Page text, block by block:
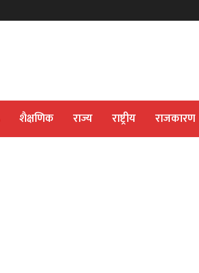
शैक्षणिक राज्य राष्ट्रीय राजकारण